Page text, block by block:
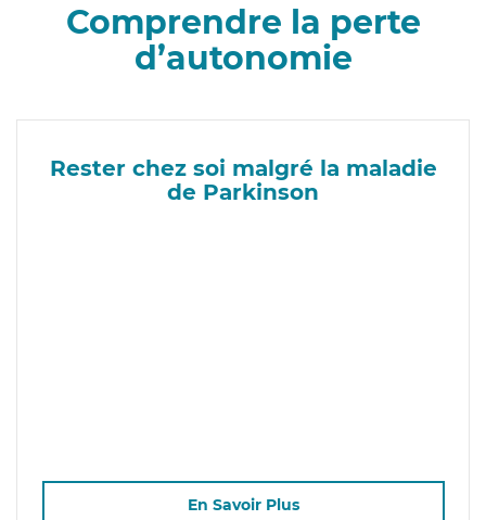
Comprendre la perte
d’autonomie
Rester chez soi malgré la maladie
de Parkinson
En Savoir Plus